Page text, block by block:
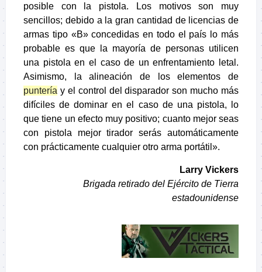
posible con la pistola. Los motivos son muy
sencillos; debido a la gran cantidad de licencias de
armas tipo «B» concedidas en todo el país lo más
probable es que la mayoría de personas utilicen
una pistola en el caso de un enfrentamiento letal.
Asimismo, la alineación de los elementos de
puntería y el control del disparador son mucho más
difíciles de dominar en el caso de una pistola, lo
que tiene un efecto muy positivo; cuanto mejor seas
con pistola mejor tirador serás automáticamente
con prácticamente cualquier otro arma portátil».
Larry Vickers
Brigada retirado del Ejército de Tierra
estadounidense